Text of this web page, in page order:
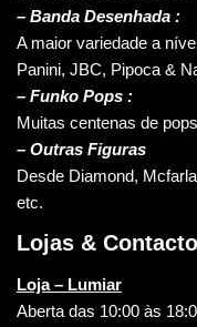
– Banda Desenhada :
A maior variedade a
Panini, JBC, Pipoca &
– Funko Pops :
Muitas centenas de
– Outras Figuras
Desde Diamond,
etc.
Lojas &
Loja – Lumiar
Aberta das 10:00 às